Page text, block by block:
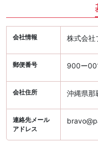
会社情報 株式会社
郵便番号 900ー
会社住所 沖縄県那
連絡先メール
アドレス